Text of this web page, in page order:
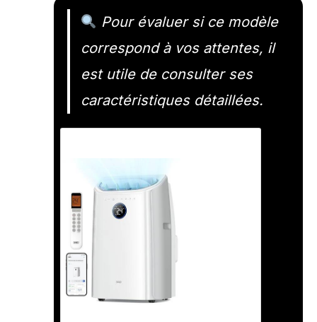
Pour évaluer si ce modèle
correspond à vos attentes, il
est utile de consulter ses
caractéristiques détaillées.